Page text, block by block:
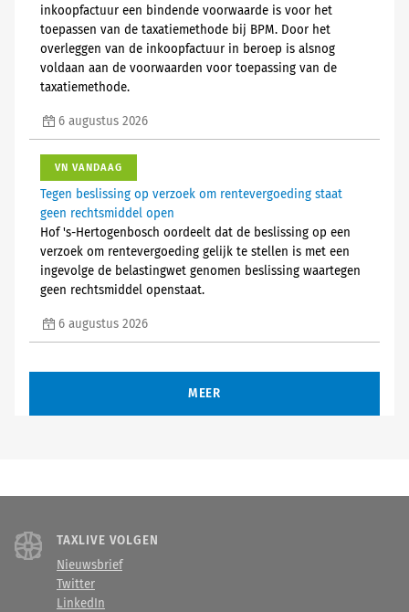
inkoopfactuur een bindende voorwaarde is voor het
toepassen van de taxatiemethode bij BPM. Door het
overleggen van de inkoopfactuur in beroep is alsnog
voldaan aan de voorwaarden voor toepassing van de
taxatiemethode.
6 augustus 2026
VN VANDAAG
Tegen beslissing op verzoek om rentevergoeding staat
geen rechtsmiddel open
Hof 's-Hertogenbosch oordeelt dat de beslissing op een
verzoek om rentevergoeding gelijk te stellen is met een
ingevolge de belastingwet genomen beslissing waartegen
geen rechtsmiddel openstaat.
6 augustus 2026
MEER
TAXLIVE VOLGEN
Nieuwsbrief
Twitter
LinkedIn